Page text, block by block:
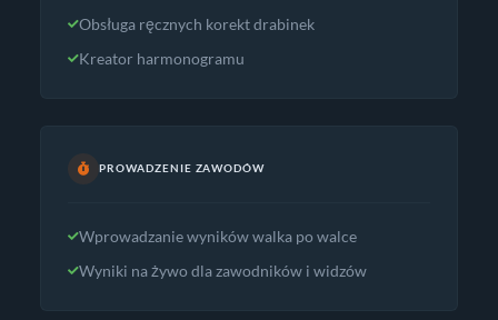
Obsługa ręcznych korekt drabinek
Kreator harmonogramu
PROWADZENIE ZAWODÓW
Wprowadzanie wyników walka po walce
Wyniki na żywo dla zawodników i widzów